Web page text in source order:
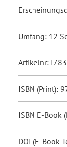
Umfang: 12
Artikelnr:
ISBN (Print):
ISBN E-Book
DOI (E-Book-